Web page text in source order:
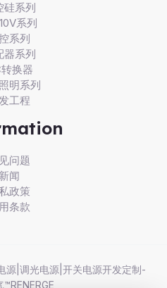
硅系列
系列
系列
器系列
换器
明系列
工程
问题
新闻
政策
条款
|调光电源|开关电源开发定制-